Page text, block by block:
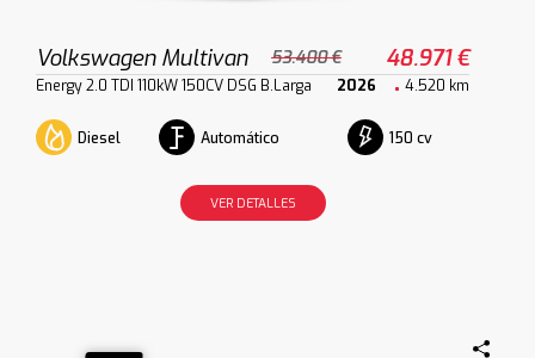
Volkswagen Multivan 53.400 € 48.971 €
Energy 2.0 TDI 110kW 150CV DSG B.Larga 2026 4.520 km
Diesel Automático 150 cv
VER DETALLES